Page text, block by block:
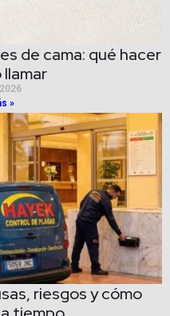
de cama: qué hacer
»
riesgos y cómo